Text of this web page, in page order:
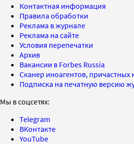
Контактная информация
Правила обработки
Реклама в журнале
Реклама на сайте
Условия перепечатки
Архив
Вакансии в Forbes Russia
Сканер иноагентов,
Подписка на печатную версию
Мы в соцсетях:
Telegram
ВКонтакте
YouTube